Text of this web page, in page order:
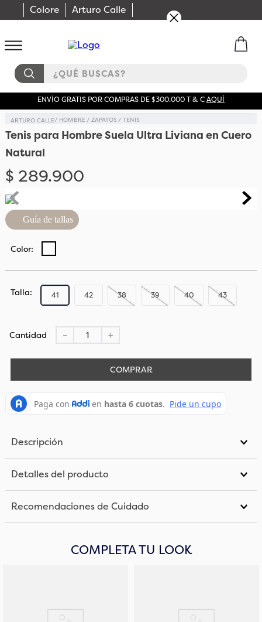
Colore Arturo Calle
¿QUÉ BUSCAS?
ENVÍO GRATIS POR COMPRAS DE $300.000 T & CAQUÍ
HOMBRE ZAPATOS TENIS
Tenis para Hombre Suela Ultra Liviana en Cuero
Natural
$ 289.900
Guía de tallas
Talla 38 39 40
41 42 43
Cantidad ＋
－
COMPRAR
Descripción
Detalles del producto
Recomendaciones de Cuidado
COMPLETA TU LOOK